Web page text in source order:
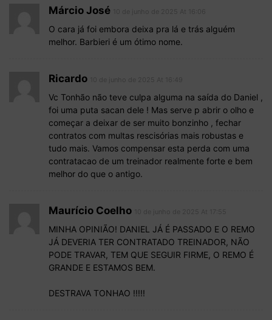
Márcio José
O cara já foi embora deixa pra lá e trás alguém
melhor. Barbieri é um ótimo nome.
Ricardo
Vc Tonhão não teve culpa alguma na saída do Daniel ,
foi uma puta sacan dele ! Mas serve p abrir o olho e
começar a deixar de ser muito bonzinho , fechar
contratos com multas rescisórias mais robustas e
tudo mais. Vamos compensar esta perda com uma
contratacao de um treinador realmente forte e bem
melhor do que o antigo.
Maurício Coelho
MINHA OPINIÃO! DANIEL JÁ É PASSADO E O REMO
JÁ DEVERIA TER CONTRATADO TREINADOR, NÃO
PODE TRAVAR, TEM QUE SEGUIR FIRME, O REMO É
GRANDE E ESTAMOS BEM.
DESTRAVA TONHAO !!!!!